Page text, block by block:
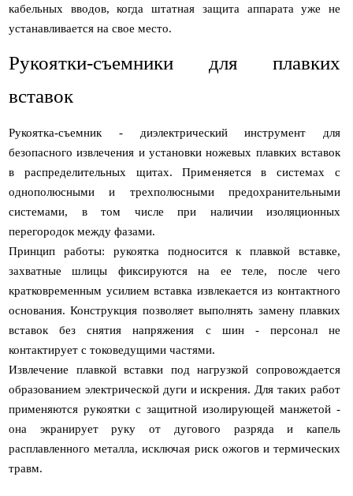
кабельных вводов, когда штатная защита аппарата уже не
устанавливается на свое место.
Рукоятки-съемники для плавких
вставок
Рукоятка-съемник - диэлектрический инструмент для
безопасного извлечения и установки ножевых плавких вставок
в распределительных щитах. Применяется в системах с
однополюсными и трехполюсными предохранительными
системами, в том числе при наличии изоляционных
перегородок между фазами.
Принцип работы: рукоятка подносится к плавкой вставке,
захватные шлицы фиксируются на ее теле, после чего
кратковременным усилием вставка извлекается из контактного
основания. Конструкция позволяет выполнять замену плавких
вставок без снятия напряжения с шин - персонал не
контактирует с токоведущими частями.
Извлечение плавкой вставки под нагрузкой сопровождается
образованием электрической дуги и искрения. Для таких работ
применяются рукоятки с защитной изолирующей манжетой -
она экранирует руку от дугового разряда и капель
расплавленного металла, исключая риск ожогов и термических
травм.